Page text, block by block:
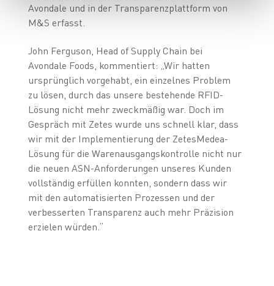
Avondale und in der Transparenzplattform von
M&S erfasst.
John Ferguson, Head of Supply Chain bei
Avondale Foods, kommentiert: „Wir hatten
ursprünglich vorgehabt, ein einzelnes Problem
zu lösen, durch das unsere bestehende RFID-
Lösung nicht mehr zweckmäßig war. Doch im
Gespräch mit Zetes wurde uns schnell klar, dass
wir mit der Implementierung der ZetesMedea-
Lösung für die Warenausgangskontrolle nicht nur
die neuen ASN-Anforderungen unseres Kunden
vollständig erfüllen konnten, sondern dass wir
mit den automatisierten Prozessen und der
verbesserten Transparenz auch mehr Präzision
erzielen würden.“